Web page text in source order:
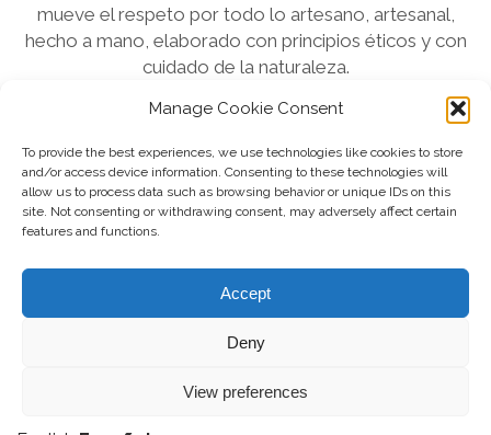
Manage Cookie Consent
To provide the best experiences, we use technologies like cookies to store
and/or access device information. Consenting to these technologies will
allow us to process data such as browsing behavior or unique IDs on this
site. Not consenting or withdrawing consent, may adversely affect certain
features and functions.
Accept
Deny
View preferences
mueve el respeto por todo lo artesano, artesanal,
hecho a mano, elaborado con principios éticos y con
cuidado de la naturaleza.
nos parecehermosoy creemos, como
Galeano, quemucha gente pequeña, en lugares
pequeños, haciendo cosas pequeñas, puede cambiar
el mundo.¡Hagamoslo a través del arte!
Tema Chosen para WordPress